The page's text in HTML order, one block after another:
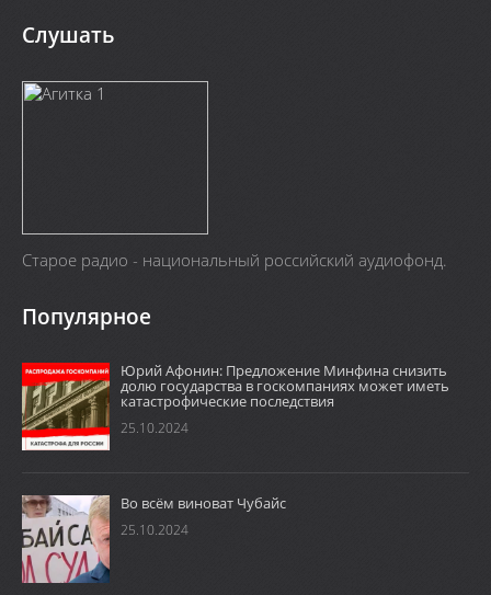
Слушать
Старое радио - национальный российский аудиофонд.
Популярное
Юрий Афонин: Предложение Минфина снизить
долю государства в госкомпаниях может иметь
катастрофические последствия
25.10.2024
Во всём виноват Чубайс
25.10.2024